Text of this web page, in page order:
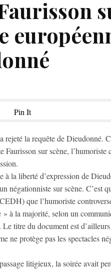
Pin It
rejeté la requête de Dieudonné.
sur scène, l’humoriste
à la liberté d’expression de
négationniste sur scène. C’est
que l’humoriste
» à la majorité, selon un
titre du document est
ne protège pas les spectacles
litigieux, la soirée avait